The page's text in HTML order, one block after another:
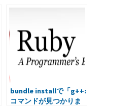
a
e
bundle installで「g++:
コマンドが見つかりま